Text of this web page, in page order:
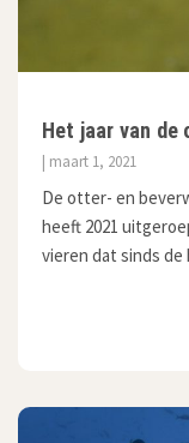
Het jaar van de
| maart 1, 2021
De otter- en
heeft 2021
vieren dat sinds